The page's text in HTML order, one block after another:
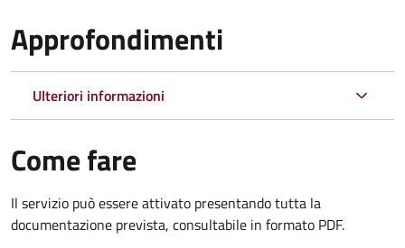
Approfondimenti
Ulteriori informazioni
Come fare
Il servizio può essere attivato presentando tutta la
documentazione prevista, consultabile in formato PDF.